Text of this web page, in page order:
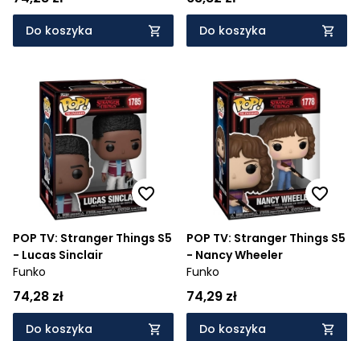
Do koszyka Do koszyka
POP TV: Stranger Things S5
- Lucas Sinclair
Funko
74,28 zł
Do koszyka
POP TV: Stranger Things S5
- Nancy Wheeler
Funko
74,29 zł
Do koszyka